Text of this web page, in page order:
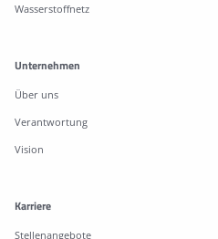
Wasserstoffnetz
Unternehmen
Über uns
Verantwortung
Vision
Karriere
Stellenangebote